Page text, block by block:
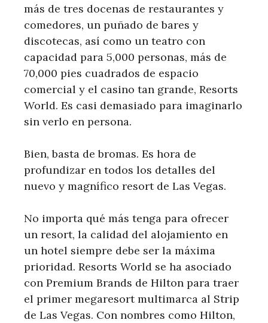
más de tres docenas de restaurantes y
comedores, un puñado de bares y
discotecas, así como un teatro con
capacidad para 5,000 personas, más de
70,000 pies cuadrados de espacio
comercial y el casino tan grande, Resorts
World. Es casi demasiado para imaginarlo
sin verlo en persona.
Bien, basta de bromas. Es hora de
profundizar en todos los detalles del
nuevo y magnífico resort de Las Vegas.
No importa qué más tenga para ofrecer
un resort, la calidad del alojamiento en
un hotel siempre debe ser la máxima
prioridad. Resorts World se ha asociado
con Premium Brands de Hilton para traer
el primer megaresort multimarca al Strip
de Las Vegas. Con nombres como Hilton,